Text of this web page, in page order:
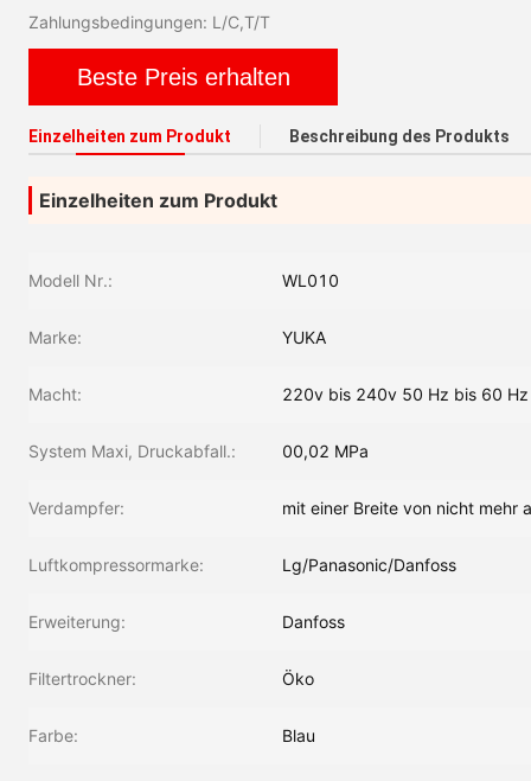
Zahlungsbedingungen: L/C,T/T
Beste Preis erhalten
Einzelheiten zum Produkt Beschreibung des Produkts
Einzelheiten zum Produkt
Modell Nr.: WL010
Marke: YUKA
Macht: 220v bis 240v 50 Hz bis 60 Hz
System Maxi, Druckabfall.: 00,02 MPa
Verdampfer: mit einer Breite von nicht mehr
Luftkompressormarke: Lg/Panasonic/Danfoss
Erweiterung: Danfoss
Filtertrockner: Öko
Farbe: Blau